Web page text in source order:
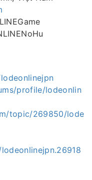
profile/lodeonlin
topic/269850/lode